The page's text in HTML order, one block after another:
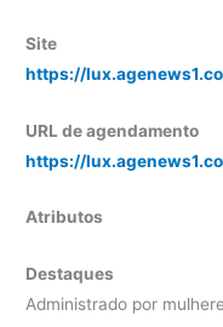
Site
https://
URL de agendamento
https://
Atributos
Destaques
Administrado por